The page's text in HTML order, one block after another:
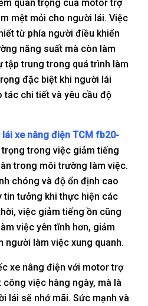
quan trọng của motor trợ
mệt mỏi cho người lái. Việc
từ phía người điều khiển
năng suất mà còn làm
tập trung trong quá trình làm
đặc biệt khi người lái
tác chi tiết và yêu cầu độ
xe nâng điện TCM fb20-
trong việc giảm tiếng
trong môi trường làm việc.
chóng và độ ổn định cao
tin tưởng khi thực hiện các
việc giảm tiếng ồn cũng
việc yên tĩnh hơn, giảm
người làm việc xung quanh.
xe nâng điện với motor trợ
việc hàng ngày, mà là
lái sẽ nhớ mãi. Sức mạnh và